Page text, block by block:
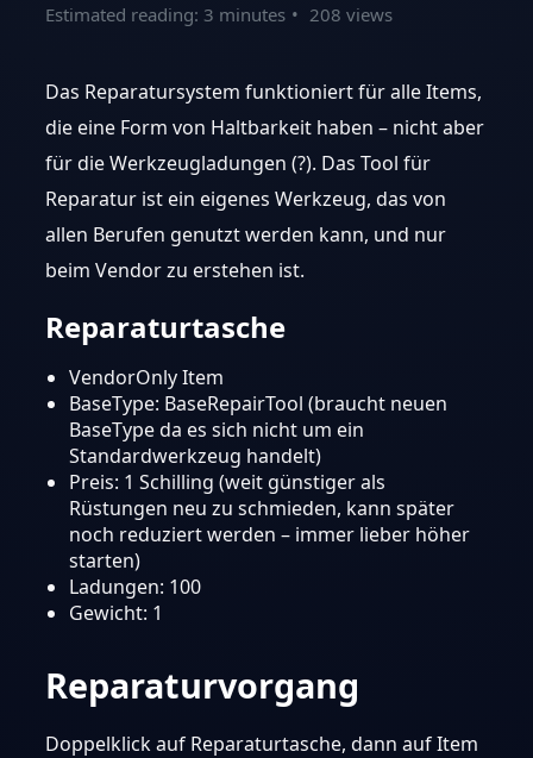
Estimated reading: 3 minutes 208 views
Das Reparatursystem funktioniert für alle Items,
die eine Form von Haltbarkeit haben – nicht aber
für die Werkzeugladungen (?). Das Tool für
Reparatur ist ein eigenes Werkzeug, das von
allen Berufen genutzt werden kann, und nur
beim Vendor zu erstehen ist.
Reparaturtasche
VendorOnly Item
BaseType: BaseRepairTool (braucht neuen
BaseType da es sich nicht um ein
Standardwerkzeug handelt)
Preis: 1 Schilling (weit günstiger als
Rüstungen neu zu schmieden, kann später
noch reduziert werden – immer lieber höher
starten)
Ladungen: 100
Gewicht: 1
Reparaturvorgang
Doppelklick auf Reparaturtasche, dann auf Item